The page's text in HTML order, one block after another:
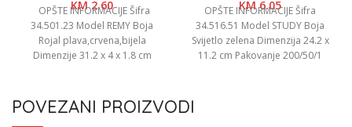
KM2.60
OPŠTE INFORMACIJE Šifra
34.501.23 Model REMY Boja
Rojal plava,crvena,bijela
Dimenzije 31.2 x 4 x 1.8 cm
KM6.05
OPŠTE INFORMACIJE Šifra
34.516.51 Model STUDY Boja
Svijetlo zelena Dimenzija 24.2 x
11.2 cm Pakovanje 200/50/1
POVEZANI PROIZVODI